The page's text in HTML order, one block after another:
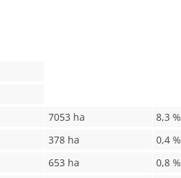
7053 ha
8,3 %
378 ha
0,4 %
653 ha
0,8 %